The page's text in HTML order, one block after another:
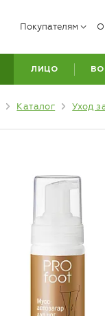
Покупателям
ЛИЦО
Каталог Уход